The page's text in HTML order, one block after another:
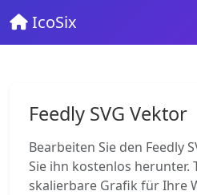
IcoSix
Feedly SVG Vektor
Bearbeiten Sie den Feedly
Sie ihn kostenlos herunter.
skalierbare Grafik für Ihre